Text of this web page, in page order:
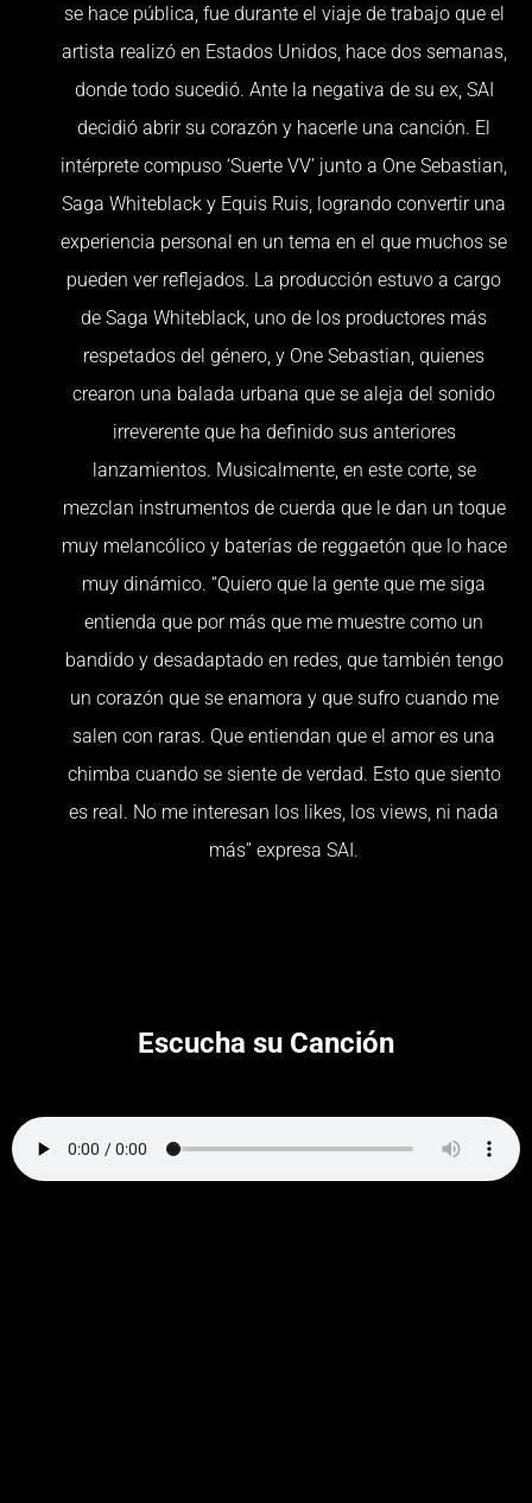
se hace pública, fue durante el viaje de trabajo que el
artista realizó en Estados Unidos, hace dos semanas,
donde todo sucedió. Ante la negativa de su ex, SAI
decidió abrir su corazón y hacerle una canción. El
intérprete compuso ‘Suerte VV’ junto a One Sebastian,
Saga Whiteblack y Equis Ruis, logrando convertir una
experiencia personal en un tema en el que muchos se
pueden ver reflejados. La producción estuvo a cargo
de Saga Whiteblack, uno de los productores más
respetados del género, y One Sebastian, quienes
crearon una balada urbana que se aleja del sonido
irreverente que ha definido sus anteriores
lanzamientos. Musicalmente, en este corte, se
mezclan instrumentos de cuerda que le dan un toque
muy melancólico y baterías de reggaetón que lo hace
muy dinámico. “Quiero que la gente que me siga
entienda que por más que me muestre como un
bandido y desadaptado en redes, que también tengo
un corazón que se enamora y que sufro cuando me
salen con raras. Que entiendan que el amor es una
chimba cuando se siente de verdad. Esto que siento
es real. No me interesan los likes, los views, ni nada
más” expresa SAI.
Escucha su Canción